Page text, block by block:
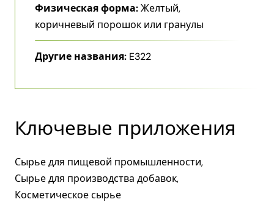
Физическая форма:Желтый,
коричневый порошок или гранулы
Другие названия: E322
Ключевые приложения
Сырье для пищевой промышленности,
Сырье для производства добавок,
Косметическое сырье